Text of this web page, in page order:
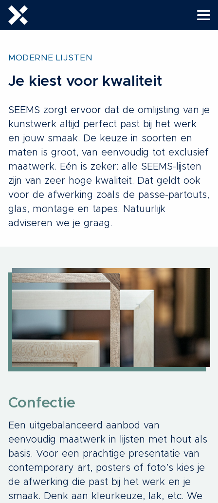
MODERNE LIJSTEN
Je kiest voor kwaliteit
SEEMS zorgt ervoor dat de omlijsting van je
kunstwerk altijd perfect past bij het werk
en jouw smaak. De keuze in soorten en
maten is groot, van eenvoudig tot exclusief
maatwerk. Eén is zeker: alle SEEMS-lijsten
zijn van zeer hoge kwaliteit. Dat geldt ook
voor de afwerking zoals de passe-partouts,
glas, montage en tapes. Natuurlijk
adviseren we je graag.
Confectie
Een uitgebalanceerd aanbod van
eenvoudig maatwerk in lijsten met hout als
basis. Voor een prachtige presentatie van
contemporary art, posters of foto’s kies je
de afwerking die past bij het werk en je
smaak. Denk aan kleurkeuze, lak, etc. We